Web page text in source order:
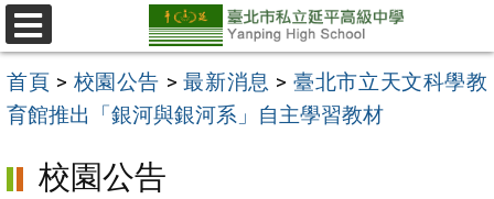
跳
至
主
要
選
單
首頁 > 校園公告 >最新消息 > 臺北市立天文科學教
育館推出「銀河與銀河系」自主學習教材
校園公告